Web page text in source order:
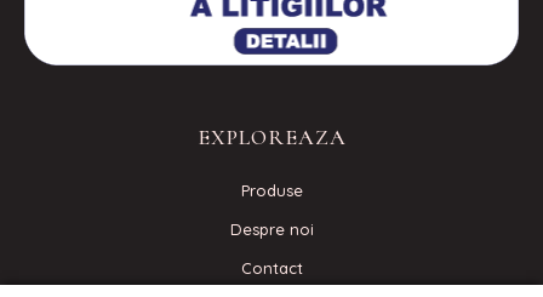
EXPLOREAZA
Produse
Despre noi
Contact